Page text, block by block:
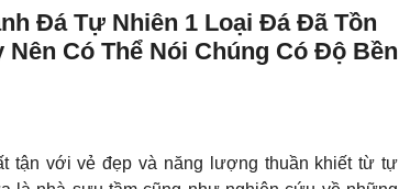
Đá Tự Nhiên 1 Loại Đá Đã Tồn
Có Thể Nói Chúng Có Độ Bền
tận với vẻ đẹp và năng lượng thuần khiết từ tự